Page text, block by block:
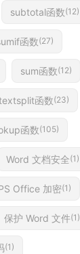
subtotal函数(12)
函数(27)
sum函数(12)
函数(23)
函数(105)
Word 文档安全(1)
Office 加密(1)
保护 Word 文件(1)
(1)